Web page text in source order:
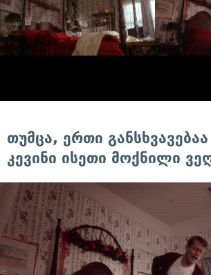
თუმცა, ერთი
კევინი ისეთი მოქნილი